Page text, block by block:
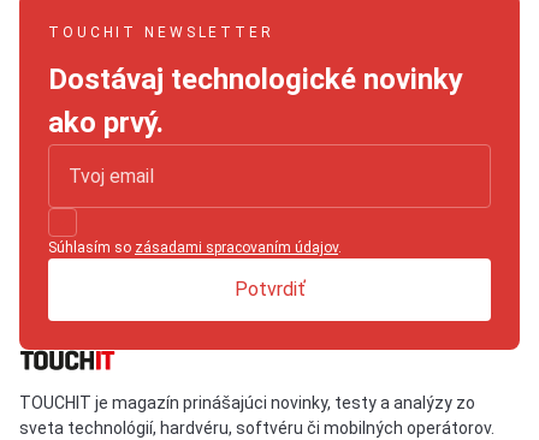
TOUCHIT NEWSLETTER
Dostávaj technologické novinky
ako prvý.
Súhlasím so zásadami spracovaním údajov.
Potvrdiť
TOUCHIT je magazín prinášajúci novinky, testy a analýzy zo
sveta technológií, hardvéru, softvéru či mobilných operátorov.